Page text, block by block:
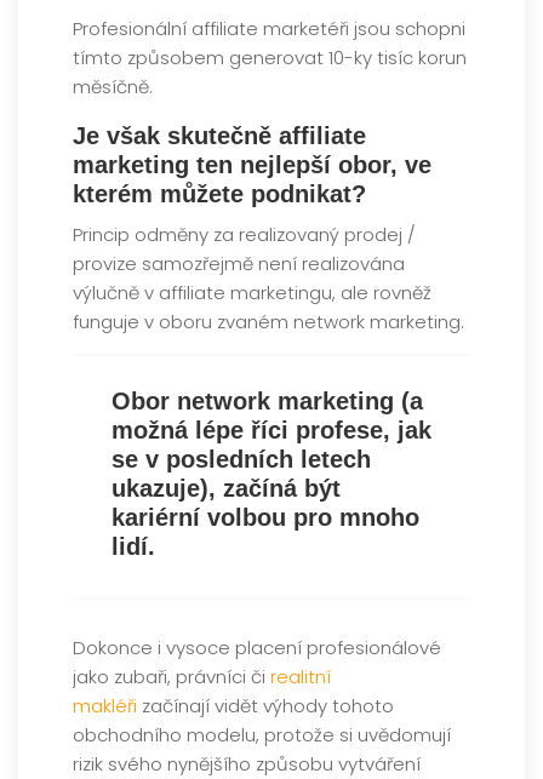
Profesionální affiliate marketéři jsou schopni
tímto způsobem generovat 10-ky tisíc korun
měsíčně.
Je však skutečně affiliate
marketing ten nejlepší obor, ve
kterém můžete podnikat?
Princip odměny za realizovaný prodej /
provize samozřejmě není realizována
výlučně v affiliate marketingu, ale rovněž
funguje v oboru zvaném network marketing.
Obor network marketing (a
možná lépe říci profese, jak
se v posledních letech
ukazuje), začíná být
kariérní volbou pro mnoho
lidí.
Dokonce i vysoce placení profesionálové
jako zubaři, právníci či realitní
makléři začínají vidět výhody tohoto
obchodního modelu, protože si uvědomují
rizik svého nynějšího způsobu vytváření